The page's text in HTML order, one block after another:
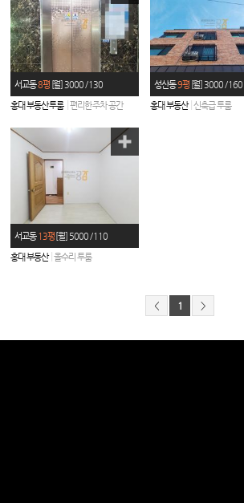
서교동8평 [월] 3000 / 130
홍대 부동산 투룸 편리한 주차 공간
성산동9평 [월] 3000 / 160
홍대 부동산 신축급 투룸
서교동 13평 [월] 5000 / 110
홍대 부동산 올수리 투룸
< 1 >